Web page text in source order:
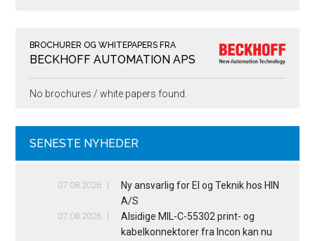
BROCHURER OG WHITEPAPERS FRA
BECKHOFF AUTOMATION APS
No brochures / white papers found.
SENESTE NYHEDER
07.08.2026
Ny ansvarlig for El og Teknik hos HIN
A/S
07.08.2026
Alsidige MIL-C-55302 print- og
kabelkonnektorer fra Incon kan nu